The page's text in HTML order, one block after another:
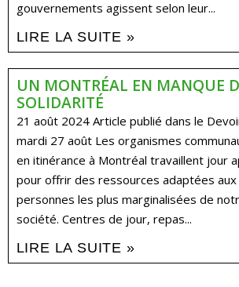
gouvernements agissent selon leur...
LIRE LA SUITE »
UN MONTRÉAL EN MANQUE
SOLIDARITÉ
21 août 2024 Article publié dans le
mardi 27 août Les organismes
en itinérance à Montréal travaillent jour
pour offrir des ressources adaptées aux
personnes les plus marginalisées de
société. Centres de jour, repas...
LIRE LA SUITE »